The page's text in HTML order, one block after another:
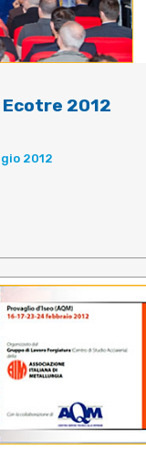
2012
2012